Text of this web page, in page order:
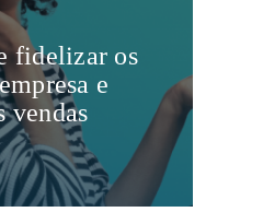
fidelizar os
e
vendas